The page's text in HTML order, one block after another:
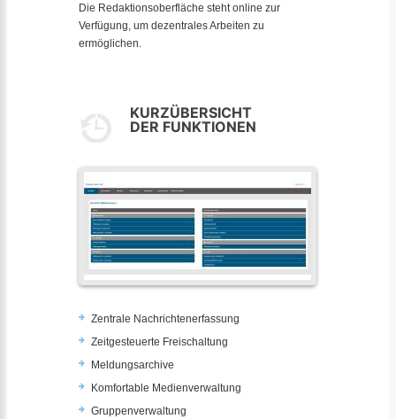
Die Redaktionsoberfläche steht online zur
Verfügung, um dezentrales Arbeiten zu
ermöglichen.
KURZÜBERSICHT
DER FUNKTIONEN
Zentrale Nachrichtenerfassung
Zeitgesteuerte Freischaltung
Meldungsarchive
Komfortable Medienverwaltung
Gruppenverwaltung